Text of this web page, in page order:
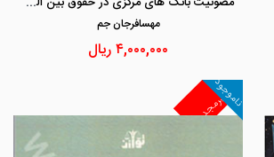
مهسافرجان جم
۴,۰۰۰,۰۰۰ریال
غیرمجد
ناموجود